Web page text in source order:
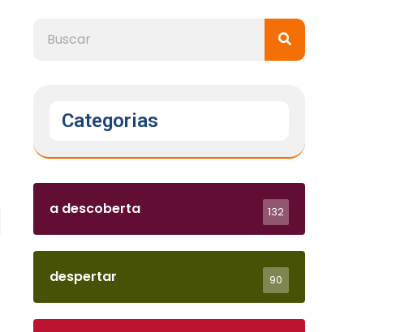
Categorias
a descoberta 132
despertar 90